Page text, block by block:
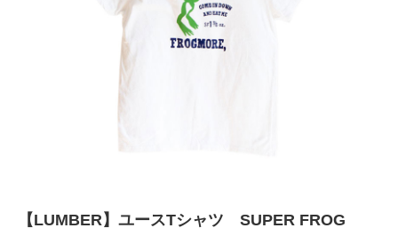
【LUMBER】ユースTシャツ SUPER FROG